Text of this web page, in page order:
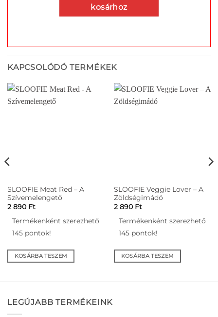
kosárhoz
KAPCSOLÓDÓ TERMÉKEK
SLOOFIE Meat Red – A
Szívemelengető
2 890 Ft
Termékenként szerezhető
145 pontok!
KOSÁRBA TESZEM
SLOOFIE Veggie Lover – A
Zöldségimádó
2 890 Ft
Termékenként szerezhető
145 pontok!
KOSÁRBA TESZEM
LEGÚJABB TERMÉKEINK